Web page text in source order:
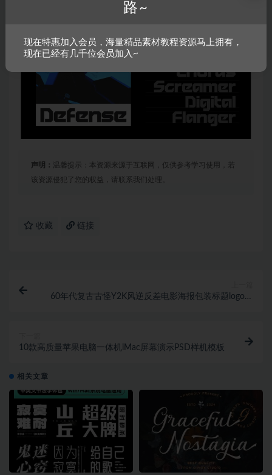
声明： 温馨提示：本资源来源于互联网，仅供参考学习使用，若
该资源侵犯了您的权益，请联系我们处理。
收藏 链接
60年代复古古怪Y2K风逆反差电影海报包装标题logo设
10款高质量苹果电脑一体机iMac屏幕演示PSD样机模板
相关文章
路~
现在特惠加入会员，海量精品素材教程资源马上拥有，
现在已经有几千位会员加入~